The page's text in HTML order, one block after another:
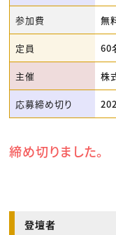
参加費 無
定員 60
主催 株
応募締め切り
締め切りました。
登壇者